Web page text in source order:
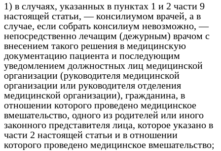
1) в случаях, указанных в пунктах 1 и 2 части 9
настоящей статьи, — консилиумом врачей, а в
случае, если собрать консилиум невозможно, —
непосредственно лечащим (дежурным) врачом с
внесением такого решения в медицинскую
документацию пациента и последующим
уведомлением должностных лиц медицинской
организации (руководителя медицинской
организации или руководителя отделения
медицинской организации), гражданина, в
отношении которого проведено медицинское
вмешательство, одного из родителей или иного
законного представителя лица, которое указано в
части 2 настоящей статьи и в отношении
которого проведено медицинское вмешательство;